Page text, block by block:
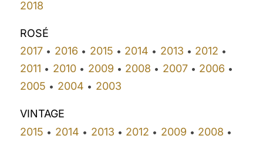
2018
ROSÉ
2017 • 2016 • 2015 • 2014 • 2013 • 2012 •
2011 • 2010• 2009 • 2008 • 2007• 2006 •
2005 • 2004 • 2003
VINTAGE
2015 • 2014 • 2013 • 2012 • 2009 • 2008 •